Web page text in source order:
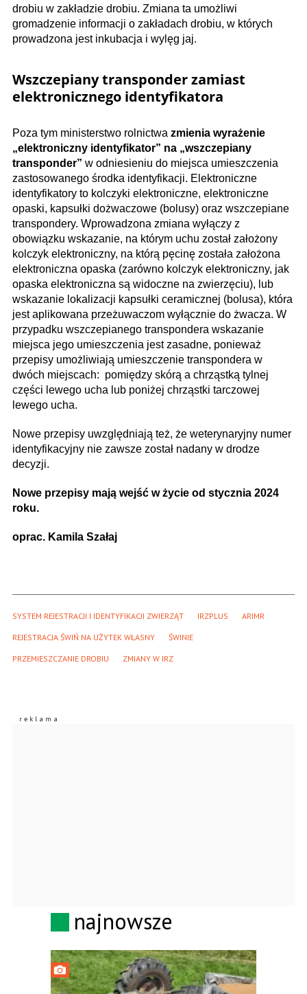
drobiu w zakładzie drobiu. Zmiana ta umożliwi
gromadzenie informacji o zakładach drobiu, w których
prowadzona jest inkubacja i wylęg jaj.
Wszczepiany transponder zamiast
elektronicznego identyfikatora
Poza tym ministerstwo rolnictwa zmienia wyrażenie
„elektroniczny identyfikator” na „wszczepiany
transponder” w odniesieniu do miejsca umieszczenia
zastosowanego środka identyfikacji. Elektroniczne
identyfikatory to kolczyki elektroniczne, elektroniczne
opaski, kapsułki dożwaczowe (bolusy) oraz wszczepiane
transpondery. Wprowadzona zmiana wyłączy z
obowiązku wskazanie, na którym uchu został założony
kolczyk elektroniczny, na którą pęcinę została założona
elektroniczna opaska (zarówno kolczyk elektroniczny, jak
opaska elektroniczna są widoczne na zwierzęciu), lub
wskazanie lokalizacji kapsułki ceramicznej (bolusa), która
jest aplikowana przeżuwaczom wyłącznie do żwacza. W
przypadku wszczepianego transpondera wskazanie
miejsca jego umieszczenia jest zasadne, ponieważ
przepisy umożliwiają umieszczenie transpondera w
dwóch miejscach: pomiędzy skórą a chrząstką tylnej
części lewego ucha lub poniżej chrząstki tarczowej
lewego ucha.
Nowe przepisy uwzględniają też, że weterynaryjny numer
identyfikacyjny nie zawsze został nadany w drodze
decyzji.
Nowe przepisy mają wejść w życie od stycznia 2024
roku.
oprac. Kamila Szałaj
SYSTEM REJESTRACJI I IDENTYFIKACJI ZWIERZĄT IRZPLUS ARIMR
REJESTRACJA ŚWIŃ NA UŻYTEK WŁASNY ŚWINIE
PRZEMIESZCZANIE DROBIU ZMIANY W IRZ
najnowsze